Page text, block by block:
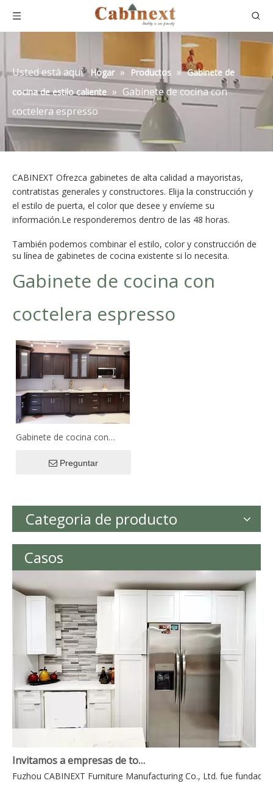
Usted está aquí: Hogar » Productos » Gabinete de
cocina de estilo caliente » Gabinete de cocina con
coctelera espresso
CABINEXT Ofrezca gabinetes de alta calidad a mayoristas,
contratistas generales y constructores. Elija la construcción y
el estilo de puerta, el color que desee y envíeme su
información.Le responderemos dentro de las 48 horas.
También podemos combinar el estilo, color y construcción de
su línea de gabinetes de cocina existente si lo necesita.
Gabinete de cocina con
coctelera espresso
Gabinete de cocina con
Preguntar
Categoria de producto
Casos
Invitamos a empresas de todo el mundo a contactarnos para realizar negocios mutuamente beneficiosos.
Fuzhou CABINEXT Furniture Manufacturing Co., Ltd. fue